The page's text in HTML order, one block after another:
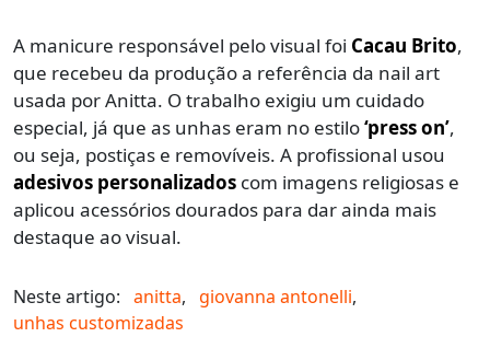
A manicure responsável pelo visual foi Cacau Brito,
que recebeu da produção a referência da nail art
usada por Anitta. O trabalho exigiu um cuidado
especial, já que as unhas eram no estilo‘press on’,
ou seja, postiças e removíveis. A profissional usou
adesivos personalizados com imagens religiosas e
aplicou acessórios dourados para dar ainda mais
destaque ao visual.
Neste artigo: anitta, giovanna antonelli,
unhas customizadas